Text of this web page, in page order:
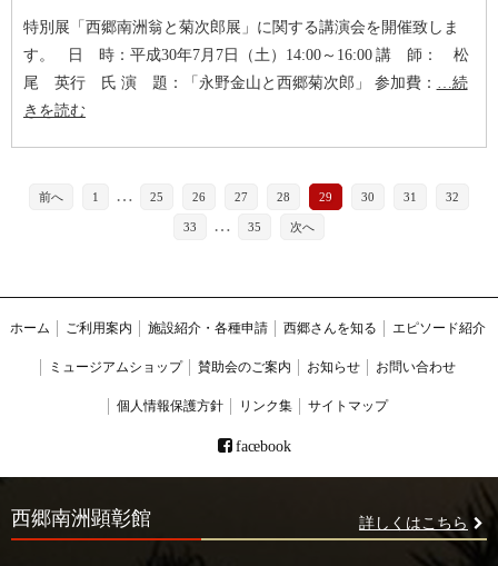
特別展「西郷南洲翁と菊次郎展」に関する講演会を開催致しま
す。 日 時：平成30年7月7日（土）14:00～16:00 講 師： 松
尾 英行 氏 演 題：「永野金山と西郷菊次郎」 参加費： …続
きを読む
前へ 1 … 25 26 27 28 29 30 31 32
33 … 35 次へ
ホーム ご利用案内 施設紹介・各種申請 西郷さんを知る エピソード紹介
ミュージアムショップ 賛助会のご案内 お知らせ お問い合わせ
個人情報保護方針 リンク集 サイトマップ
facebook
西郷南洲顕彰館 詳しくはこちら